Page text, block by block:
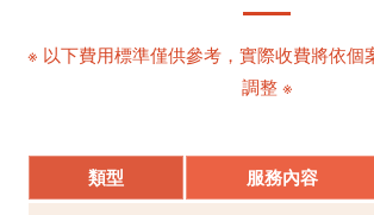
※ 以下費用標準僅供參考，實際收費將依個
調整 ※
類型 服務內容